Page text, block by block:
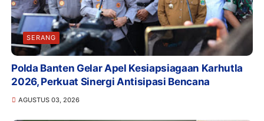
SERANG
Polda Banten Gelar Apel Kesiapsiagaan Karhutla
2026, Perkuat Sinergi Antisipasi Bencana
AGUSTUS 03, 2026